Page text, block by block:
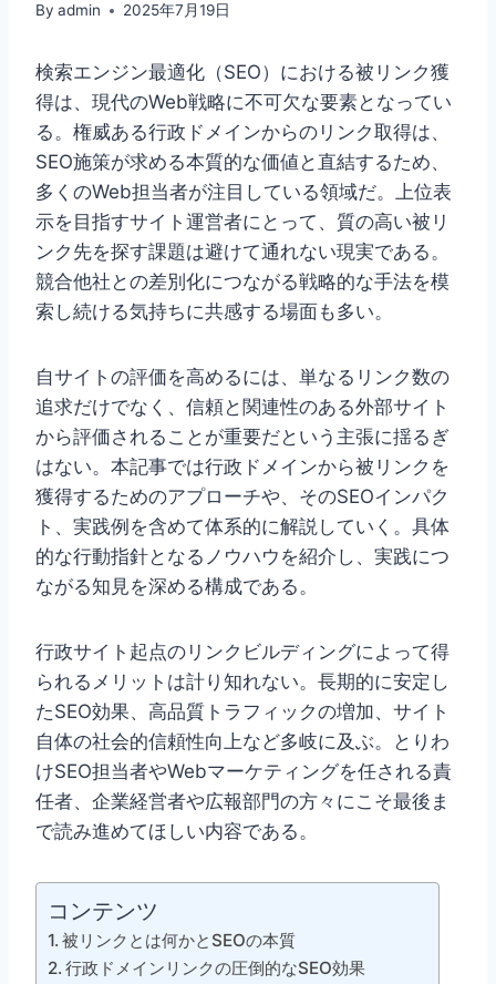
By admin 2025年7月19日
検索エンジン最適化（SEO）における被リンク獲
得は、現代のWeb戦略に不可欠な要素となってい
る。権威ある行政ドメインからのリンク取得は、
SEO施策が求める本質的な価値と直結するため、
多くのWeb担当者が注目している領域だ。上位表
示を目指すサイト運営者にとって、質の高い被リ
ンク先を探す課題は避けて通れない現実である。
競合他社との差別化につながる戦略的な手法を模
索し続ける気持ちに共感する場面も多い。
自サイトの評価を高めるには、単なるリンク数の
追求だけでなく、信頼と関連性のある外部サイト
から評価されることが重要だという主張に揺るぎ
はない。本記事では行政ドメインから被リンクを
獲得するためのアプローチや、そのSEOインパク
ト、実践例を含めて体系的に解説していく。具体
的な行動指針となるノウハウを紹介し、実践につ
ながる知見を深める構成である。
行政サイト起点のリンクビルディングによって得
られるメリットは計り知れない。長期的に安定し
たSEO効果、高品質トラフィックの増加、サイト
自体の社会的信頼性向上など多岐に及ぶ。とりわ
けSEO担当者やWebマーケティングを任される責
任者、企業経営者や広報部門の方々にこそ最後ま
で読み進めてほしい内容である。
コンテンツ
被リンクとは何かとSEOの本質
行政ドメインリンクの圧倒的なSEO効果